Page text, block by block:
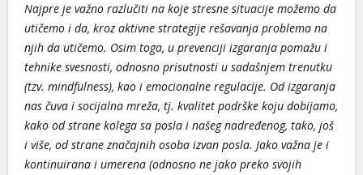
Najpre je važno razlučiti na koje stresne situacije možemo da
utičemo i da, kroz aktivne strategije rešavanja problema na
njih da utičemo. Osim toga, u prevenciji izgaranja pomažu i
tehnike svesnosti, odnosno prisutnosti u sadašnjem trenutku
(tzv. mindfulness), kao i emocionalne regulacije. Od izgaranja
nas čuva i socijalna mreža, tj. kvalitet podrške koju dobijamo,
kako od strane kolega sa posla i našeg nadređenog, tako, još
i više, od strane značajnih osoba izvan posla. Jako važna je i
kontinuirana i umerena (odnosno ne jako preko svojih